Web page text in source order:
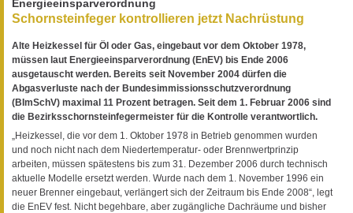
Energieeinsparverordnung
Schornsteinfeger kontrollieren jetzt Nachrüstung
Alte Heizkessel für Öl oder Gas, eingebaut vor dem Oktober 1978,
müssen laut Energieeinsparverordnung (EnEV) bis Ende 2006
ausgetauscht werden. Bereits seit November 2004 dürfen die
Abgasverluste nach der Bundesimmissionsschutzverordnung
(BImSchV) maximal 11 Prozent betragen. Seit dem 1. Februar 2006 sind
die Bezirksschornsteinfegermeister für die Kontrolle verantwortlich.
„Heizkessel, die vor dem 1. Oktober 1978 in Betrieb genommen wurden
und noch nicht nach dem Niedertemperatur- oder Brennwertprinzip
arbeiten, müssen spätestens bis zum 31. Dezember 2006 durch technisch
aktuelle Modelle ersetzt werden. Wurde nach dem 1. November 1996 ein
neuer Brenner eingebaut, verlängert sich der Zeitraum bis Ende 2008“, legt
die EnEV fest. Nicht begehbare, aber zugängliche Dachräume und bisher